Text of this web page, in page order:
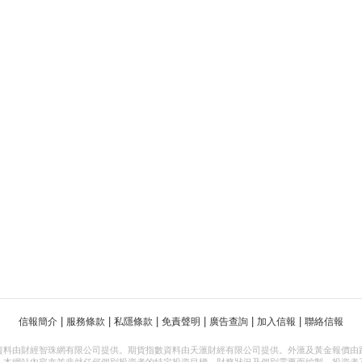
信報簡介 服務條款 私隱條款 免責聲明 廣告查詢 加入信報 聯絡信報
料由財經智珠網有限公司提供。期貨指數資料由天滙財經有限公司提供。外滙及黃金報價由